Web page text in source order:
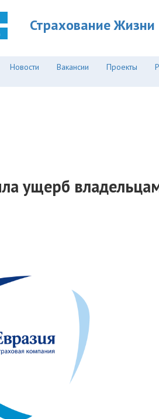
Страхование Жизни
Новости Вакансии Проекты
ущерб